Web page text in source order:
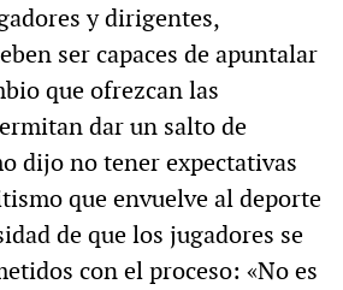
y dirigentes,
ser capaces de apuntalar
que ofrezcan las
dar un salto de
dijo no tener expectativas
que envuelve al deporte
de que los jugadores se
con el proceso: «No es